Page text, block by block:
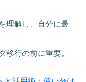
理解し、自分に最
移行の前に重要。